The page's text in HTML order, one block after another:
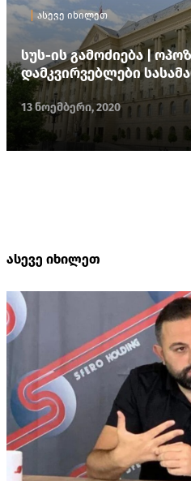
ასევე იხილეთ
სუს-ის გამოძიება |
დამკვირვებლები
13 ნოემბერი, 2020
ასევე იხილეთ